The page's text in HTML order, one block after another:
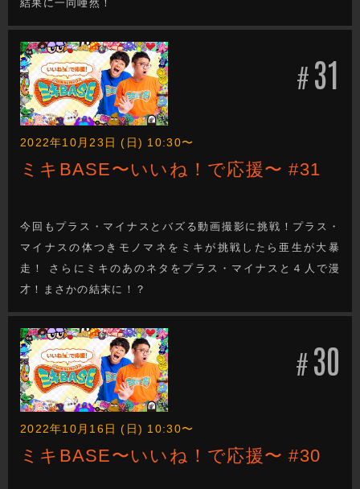
結果に一同唖然！
#31
2022年10月23日 (日) 10:30〜
ミキBASE〜いいね！で応援〜 #31
今回もプラス・マイナスとバズる動画撮影に挑戦！プラス・
マイナスの体つきモノマネをミキが挑戦したら亜生が大暴
走！ さらにミキのあのネタをプラス・マイナスと４人で漫
才！まさかの結末に！？
#30
2022年10月16日 (日) 10:30〜
ミキBASE〜いいね！で応援〜 #30